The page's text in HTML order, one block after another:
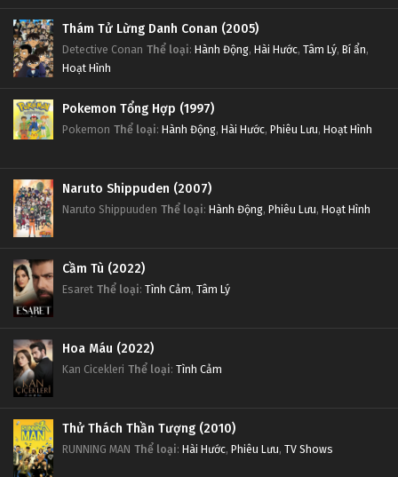
Thám Tử Lừng Danh Conan (2005)
Detective Conan Thể loại: Hành Động, Hài Hước, Tâm Lý, Bí ẩn,
Hoạt Hình
Pokemon Tổng Hợp (1997)
Pokemon Thể loại: Hành Động, Hài Hước, Phiêu Lưu, Hoạt Hình
Naruto Shippuden (2007)
Naruto Shippuuden Thể loại: Hành Động, Phiêu Lưu, Hoạt Hình
Cầm Tù (2022)
Esaret Thể loại: Tình Cảm, Tâm Lý
Hoa Máu (2022)
Kan Cicekleri Thể loại: Tình Cảm
Thử Thách Thần Tượng (2010)
RUNNING MAN Thể loại: Hài Hước, Phiêu Lưu, TV Shows